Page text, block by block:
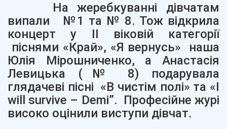
На жеребкуванні дівчатам
випали №1 та № 8. Тож відкрила
концерт у ІІ віковій категорії
піснями «Край», «Я вернусь» наша
Юлія Мірошниченко, а Анастасія
Левицька (№ 8) подарувала
глядачеві пісні «В чистім полі» та «I
will survive – Demi”. Професійне журі
високо оцінили виступи дівчат.